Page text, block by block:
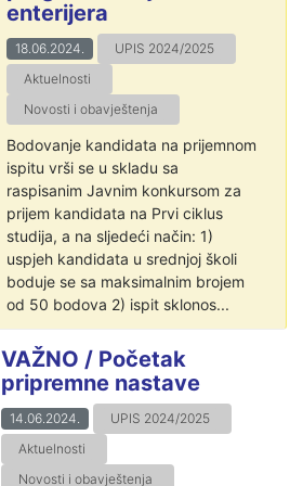
enterijera
18.06.2024.
UPIS 2024/2025
Aktuelnosti
Novosti i obavještenja
Bodovanje kandidata na prijemnom
ispitu vrši se u skladu sa
raspisanim Javnim konkursom za
prijem kandidata na Prvi ciklus
studija, a na sljedeći način: 1)
uspjeh kandidata u srednjoj školi
boduje se sa maksimalnim brojem
od 50 bodova 2) ispit sklonos...
VAŽNO / Početak
pripremne nastave
14.06.2024.
UPIS 2024/2025
Aktuelnosti
Novosti i obavještenja